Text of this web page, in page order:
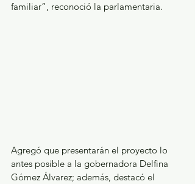
familiar”, reconoció la parlamentaria.
Agregó que presentarán el proyecto lo
antes posible a la gobernadora Delfina
Gómez Álvarez; además, destacó el